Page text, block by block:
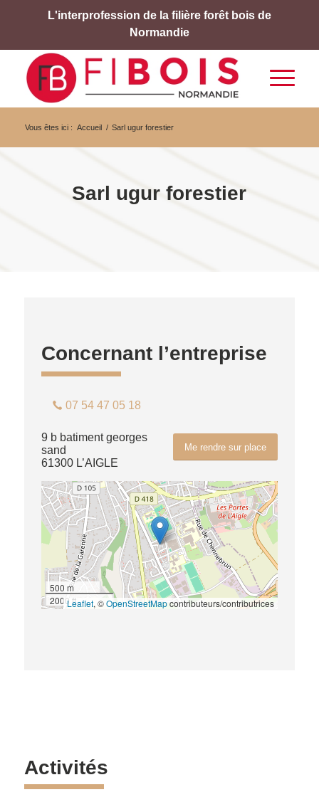
L'interprofession de la filière forêt bois de
Normandie
Vous êtes ici : Accueil / Sarl ugur forestier
Sarl ugur forestier
Concernant l’entreprise
07 54 47 05 18
Me rendre sur place
9 b batiment georges
sand
61300 L’AIGLE
500 m
2000 ftLeaflet, ©OpenStreetMapcontributeurs/contributrices
Activités